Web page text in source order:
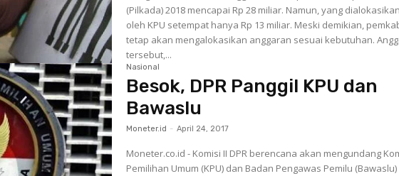
(Pilkada) 2018 mencapai Rp 28 miliar. Namun, yang dialokasikan
oleh KPU setempat hanya Rp 13 miliar. Meski demikian,
tetap akan mengalokasikan anggaran sesuai kebutuhan.
tersebut,...
Nasional
Besok, DPR Panggil KPU dan
Bawaslu
Moneter.id - April 24, 2017
Moneter.co.id - Komisi II DPR berencana akan mengundang
Pemilihan Umum (KPU) dan Badan Pengawas Pemilu (Bawaslu)